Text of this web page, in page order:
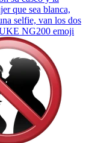
que sea blanca,
selfie, van los dos
NG200 emoji